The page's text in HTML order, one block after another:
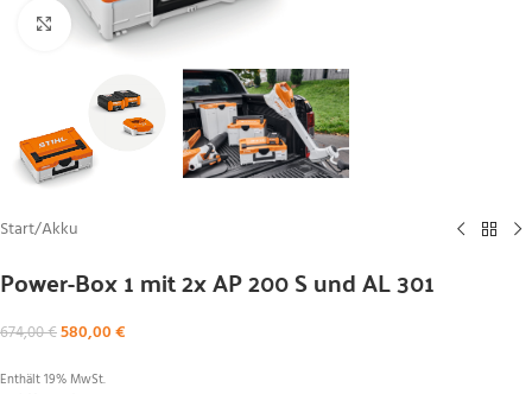
Zum Vergrößern klicken
Start/Akku
Power-Box 1 mit 2x AP 200 S und AL 301
674,00€580,00€
Enthält 19% MwSt.